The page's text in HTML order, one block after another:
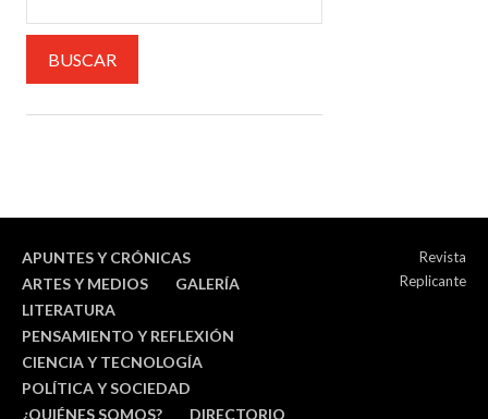
APUNTES Y CRÓNICAS
ARTES Y MEDIOS
GALERÍA
LITERATURA
PENSAMIENTO Y REFLEXIÓN
CIENCIA Y TECNOLOGÍA
POLÍTICA Y SOCIEDAD
¿QUIÉNES SOMOS?
DIRECTORIO
Revista
Replicante